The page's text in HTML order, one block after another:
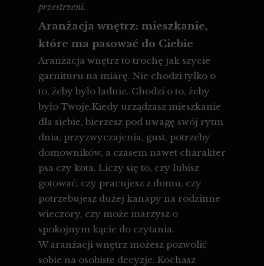
Aranżacja wnętrz: mieszkanie,
które ma pasować do Ciebie
Aranżacja wnętrz to trochę jak szycie
garnituru na miarę. Nie chodzi tylko o
to, żeby było ładnie. Chodzi o to, żeby
było Twoje.Kiedy urządzasz mieszkanie
dla siebie, bierzesz pod uwagę swój rytm
dnia, przyzwyczajenia, gust, potrzeby
domowników, a czasem nawet charakter
psa czy kota. Liczy się to, czy lubisz
gotować, czy pracujesz z domu, czy
potrzebujesz dużej kanapy na rodzinne
wieczory, czy może marzysz o
spokojnym kącie do czytania.
W aranżacji wnętrz możesz pozwolić
sobie na osobiste decyzje. Kochasz
przestrzeni.